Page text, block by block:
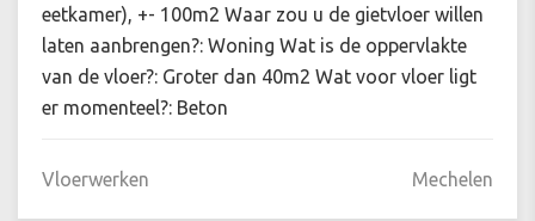
eetkamer), +- 100m2 Waar zou u de gietvloer willen
laten aanbrengen?: Woning Wat is de oppervlakte
van de vloer?: Groter dan 40m2 Wat voor vloer ligt
er momenteel?: Beton
Vloerwerken Mechelen